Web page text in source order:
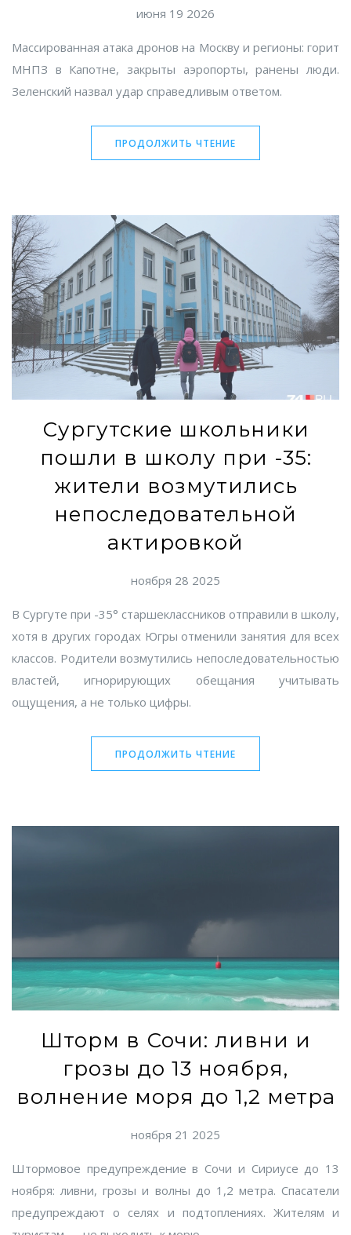
июня 19 2026
Массированная атака дронов на Москву и регионы: горит
МНПЗ в Капотне, закрыты аэропорты, ранены люди.
Зеленский назвал удар справедливым ответом.
ПРОДОЛЖИТЬ ЧТЕНИЕ
Сургутские школьники
пошли в школу при -35:
жители возмутились
непоследовательной
актировкой
ноября 28 2025
В Сургуте при -35° старшеклассников отправили в школу,
хотя в других городах Югры отменили занятия для всех
классов. Родители возмутились непоследовательностью
властей, игнорирующих обещания учитывать
ощущения, а не только цифры.
ПРОДОЛЖИТЬ ЧТЕНИЕ
Шторм в Сочи: ливни и
грозы до 13 ноября,
волнение моря до 1,2 метра
ноября 21 2025
Штормовое предупреждение в Сочи и Сириусе до 13
ноября: ливни, грозы и волны до 1,2 метра. Спасатели
предупреждают о селях и подтоплениях. Жителям и